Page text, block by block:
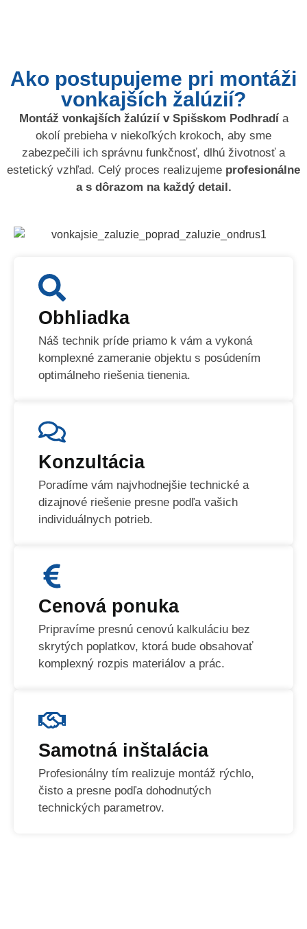
Ako postupujeme pri montáži
vonkajších žalúzií?
Montáž vonkajších žalúzií v Spišskom Podhradía
okolí prebieha v niekoľkých krokoch, aby sme
zabezpečili ich správnu funkčnosť, dlhú životnosť a
estetický vzhľad. Celý proces realizujeme profesionálne
a s dôrazom na každý detail.
Obhliadka
Náš technik príde priamo k vám a vykoná
komplexné zameranie objektu s posúdením
optimálneho riešenia tienenia.
Konzultácia
Poradíme vám najvhodnejšie technické a
dizajnové riešenie presne podľa vašich
individuálnych potrieb.
Cenová ponuka
Pripravíme presnú cenovú kalkuláciu bez
skrytých poplatkov, ktorá bude obsahovať
komplexný rozpis materiálov a prác.
Samotná inštalácia
Profesionálny tím realizuje montáž rýchlo,
čisto a presne podľa dohodnutých
technických parametrov.